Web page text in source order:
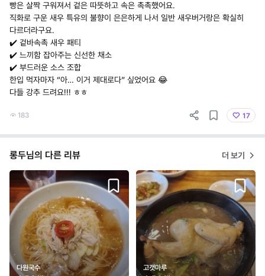
빵은 살짝 구워져서 겉은 따뜻하고 속은 촉촉했어요.
직화로 구운 새우 특유의 불향이 은은하게 나서 일반 새우버거랑은 확실히
다르더라구요.
✔️ 겉바속촉 새우 패티
✔️ 느끼함 잡아주는 신선한 채소
✔️ 부드러운 소스 조합
한입 먹자마자 “아… 이거 제대로다” 싶었어요 😂
다들 강추 드려요!!! ㅎㅎ
183 17
롱두님의 다른 리뷰 더 보기
다원국수
고갯마루